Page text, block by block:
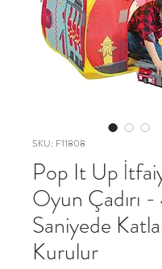
SKU: F11808
Pop It Up
Oyun Çadırı
Saniyede
Kurulur